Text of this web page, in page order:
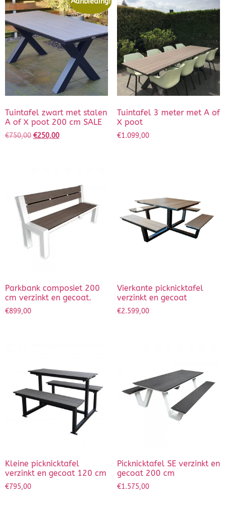
Tuintafel zwart met stalen
A of X poot 200 cm SALE
€750,00 €250,00
Tuintafel 3 meter met A of
X poot
€1.099,00
Parkbank composiet 200
cm verzinkt en gecoat.
€899,00
Vierkante picknicktafel
verzinkt en gecoat
€2.599,00
Kleine picknicktafel
verzinkt en gecoat 120 cm
€795,00
Picknicktafel SE verzinkt en
gecoat 200 cm
€1.575,00